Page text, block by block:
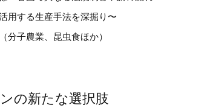
する生産手法を深掘り〜
子農業、昆虫食ほか）
の新たな選択肢